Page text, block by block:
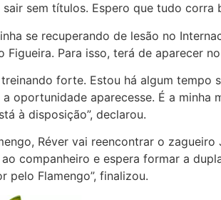
sair sem títulos. Espero que tudo corra
se recuperando de lesão no
Figueira. Para isso, terá de aparecer
treinando forte. Estou há algum
oportunidade aparecesse. É a minha
à disposição”, declarou.
Réver vai reencontrar o
companheiro e espera formar a
pelo Flamengo”, finalizou.